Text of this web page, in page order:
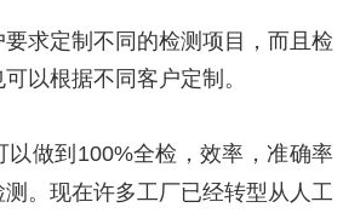
求定制不同的检测项目，而且检
以根据不同客户定制。
以做到 100%全检，效率，准确率
。现在许多工厂已经转型从人工